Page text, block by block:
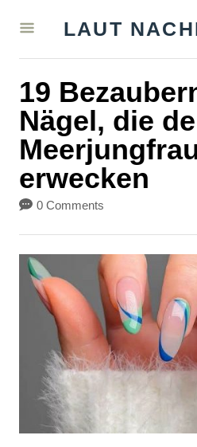
LAUT
19
Nägel, die
erwecken
0 Comments